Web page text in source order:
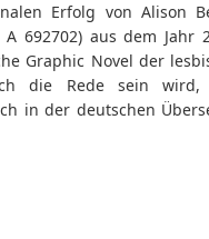
Erfolg von Alison
692702) aus dem Jahr
Graphic Novel der
die Rede sein wird,
in der deutschen